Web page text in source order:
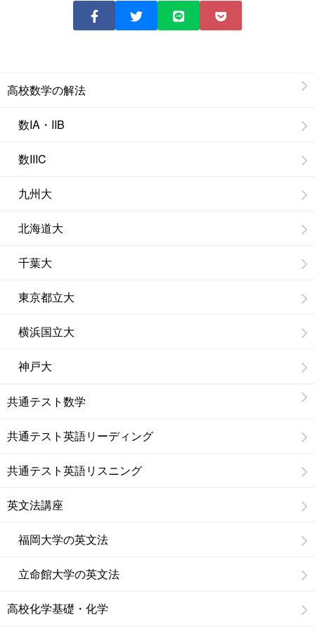
高校数学の解法
数IA・IIB
数IIIC
九州大
北海道大
千葉大
東京都立大
横浜国立大
神戸大
共通テスト数学
共通テスト英語リーディング
共通テスト英語リスニング
英文法講座
福岡大学の英文法
立命館大学の英文法
高校化学基礎・化学